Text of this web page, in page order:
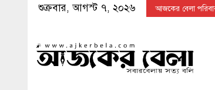
শুক্রবার, আগস্ট ৭, ২০২৬ আজকের বেলা